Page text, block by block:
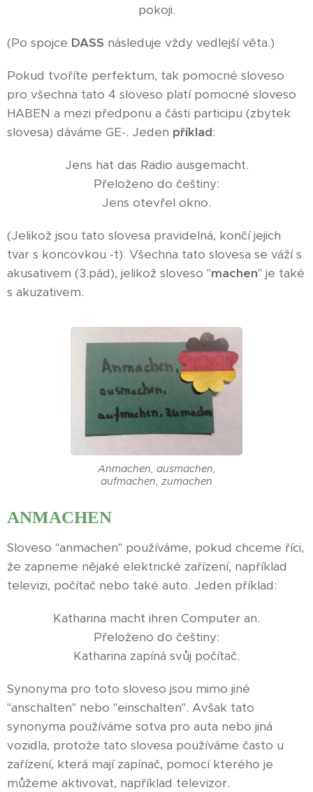
pokoji.
(Po spojce DASS následuje vždy vedlejší věta.)
Pokud tvoříte perfektum, tak pomocné sloveso
pro všechna tato 4 sloveso platí pomocné sloveso
HABEN a mezi předponu a části participu (zbytek
slovesa) dáváme GE-. Jeden příklad:
Jens hat das Radio ausgemacht.
Přeloženo do češtiny:
Jens otevřel okno.
(Jelikož jsou tato slovesa pravidelná, končí jejich
tvar s koncovkou -t). Všechna tato slovesa se váží s
akusativem (3.pád), jelikož sloveso "machen" je také
s akuzativem.
Anmachen, ausmachen,
aufmachen, zumachen
ANMACHEN
Sloveso "anmachen" používáme, pokud chceme říci,
že zapneme nějaké elektrické zařízení, například
televizi, počítač nebo také auto. Jeden příklad:
Katharina macht ihren Computer an.
Přeloženo do češtiny:
Katharina zapíná svůj počítač.
Synonyma pro toto sloveso jsou mimo jiné
"anschalten" nebo "einschalten". Avšak tato
synonyma používáme sotva pro auta nebo jiná
vozidla, protože tato slovesa používáme často u
zařízení, která mají zapínač, pomocí kterého je
můžeme aktivovat, například televizor.